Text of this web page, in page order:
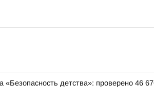
детства»: проверено 46